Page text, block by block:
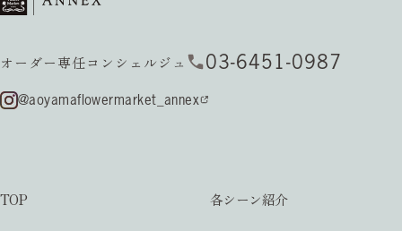
オーダー専任コンシェルジュ 03-6451-0987
@aoyamaflowermarket_annex
TOP 各シーン紹介